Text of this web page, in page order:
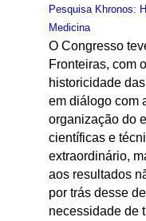
Pesquisa Khronos:
Medicina
O Congresso
Fronteiras, com
historicidade
em diálogo com
organização do
científicas e
extraordinário,
aos resultados
por trás desse
necessidade de